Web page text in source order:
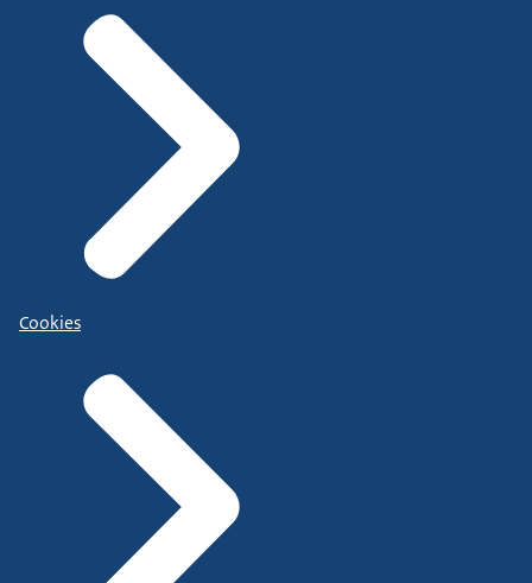
Cookies